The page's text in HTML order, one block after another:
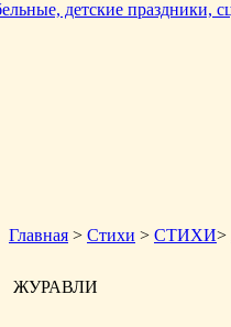
Главная > Стихи > СТИХИ>
ЖУРАВЛИ